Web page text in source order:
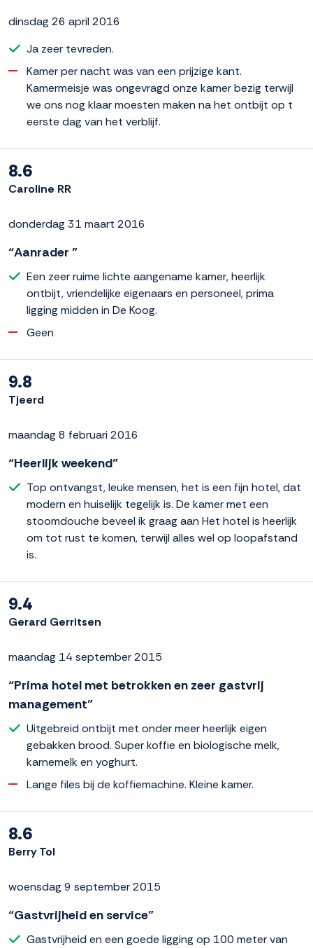
dinsdag 26 april 2016
Ja zeer tevreden.
Kamer per nacht was van een prijzige kant.
Kamermeisje was ongevragd onze kamer bezig terwijl
we ons nog klaar moesten maken na het ontbijt op t
eerste dag van het verblijf.
8.6
Caroline RR
donderdag 31 maart 2016
“Aanrader ”
Een zeer ruime lichte aangename kamer, heerlijk
ontbijt, vriendelijke eigenaars en personeel, prima
ligging midden in De Koog.
Geen
9.8
Tjeerd
maandag 8 februari 2016
“Heerlijk weekend”
Top ontvangst, leuke mensen, het is een fijn hotel, dat
modern en huiselijk tegelijk is. De kamer met een
stoomdouche beveel ik graag aan Het hotel is heerlijk
om tot rust te komen, terwijl alles wel op loopafstand
is.
9.4
Gerard Gerritsen
maandag 14 september 2015
“Prima hotel met betrokken en zeer gastvrij
management”
Uitgebreid ontbijt met onder meer heerlijk eigen
gebakken brood. Super koffie en biologische melk,
karnemelk en yoghurt.
Lange files bij de koffiemachine. Kleine kamer.
8.6
Berry Tol
woensdag 9 september 2015
“Gastvrijheid en service”
Gastvrijheid en een goede ligging op 100 meter van